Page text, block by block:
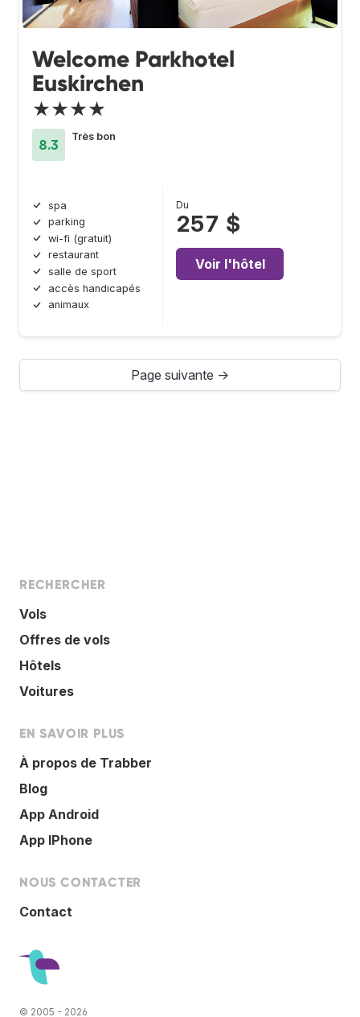
Welcome Parkhotel
Euskirchen
★★★★
8.3
Très bon
spa
parking
wi-fi (gratuit)
restaurant
salle de sport
accès handicapés
animaux
Du
257 $
Voir l'hôtel
Page suivante →
RECHERCHER
Vols
Offres de vols
Hôtels
Voitures
EN SAVOIR PLUS
À propos de Trabber
Blog
App Android
App IPhone
NOUS CONTACTER
Contact
© 2005 - 2026